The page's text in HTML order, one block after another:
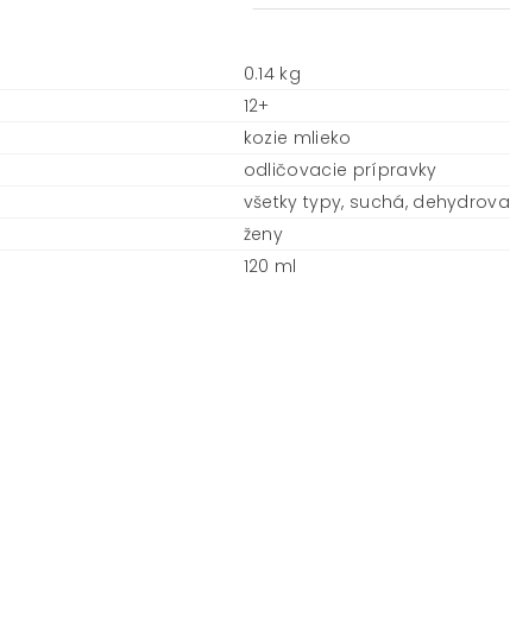
0.14 kg
12+
kozie mlieko
odličovacie prípravky
všetky typy, suchá,
ženy
120 ml